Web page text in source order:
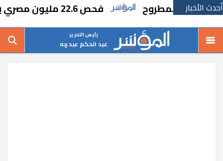
أحدث الأخباربمطروح فحص 22.6 مليون مصري بمبادرة الكشف المبكر عن الأمراض المزمنة والاعتلال الكلوي
رئيس التحرير
عبد الحكم عبد ربه